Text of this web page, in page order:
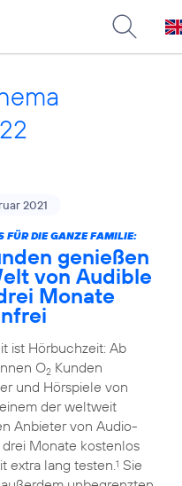
2021
FÜR DIE GANZE FAMILIE:
genießen
von Audible
Monate
ist Hörbuchzeit: Ab
O2Kunden
und Hörspiele von
der weltweit
Anbieter von Audio-
Monate kostenlos
extra lang testen.1 Sie